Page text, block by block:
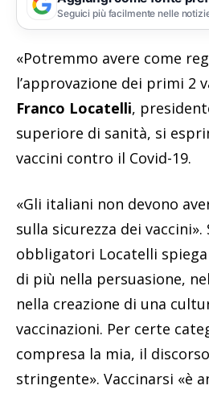
Seguici più facilmente nelle
«Potremmo avere come
l’approvazione dei primi 2
Franco Locatelli,
superiore di sanità, si
vaccini contro il Covid-19.
«Gli italiani non devono
sulla sicurezza dei vaccini».
obbligatori Locatelli
di più nella persuasione,
nella creazione di una
vaccinazioni. Per certe
compresa la mia, il
stringente». Vaccinarsi «è